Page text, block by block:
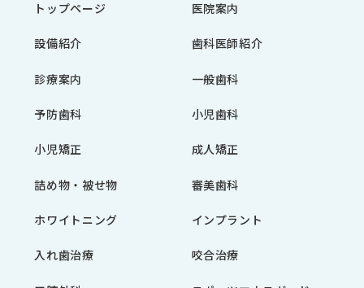
トップページ 医院案内
設備紹介 歯科医師紹介
診療案内 一般歯科
予防歯科 小児歯科
小児矯正 成人矯正
詰め物・被せ物 審美歯科
ホワイトニング インプラント
入れ歯治療 咬合治療